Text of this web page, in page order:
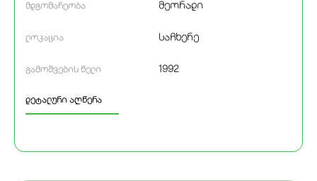
მდგომარეობა მეორადი
ლოკაცია საჩხერე
გამოშვების წელი 1992
დეტალური აღწერა